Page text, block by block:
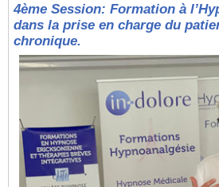
4ème Session: Formation à
dans la prise en charge du
chronique.